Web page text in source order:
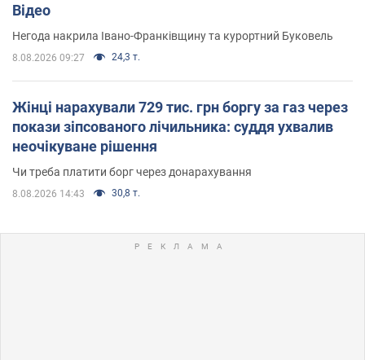
Відео
Негода накрила Івано-Франківщину та курортний Буковель
8.08.2026 09:27 24,3 т.
Жінці нарахували 729 тис. грн боргу за газ через
покази зіпсованого лічильника: суддя ухвалив
неочікуване рішення
Чи треба платити борг через донарахування
8.08.2026 14:43 30,8 т.